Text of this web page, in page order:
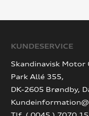
KUNDESERVICE
Skandinavisk Motor
Park Allé 355,
DK-2605 Brøndby,